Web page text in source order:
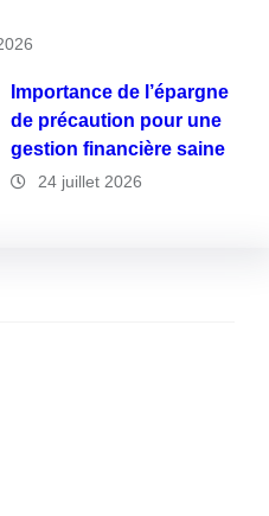
Importance de l’épargne
de précaution pour une
gestion financière saine
24 juillet 2026